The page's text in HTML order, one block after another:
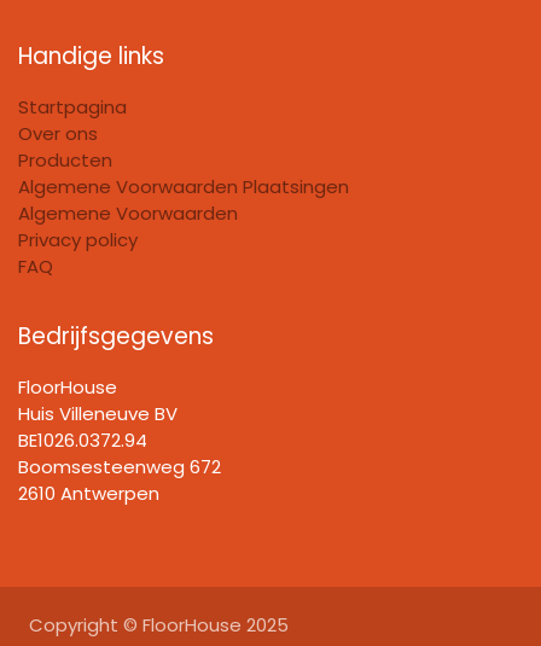
Handige links
Startpagina
Over ons
Producten
Algemene Voorwaarden Plaatsingen
Algemene Voorwaarden
Privacy policy
FAQ
Bedrijfsgegevens
FloorHouse
Huis Villeneuve BV​
BE1026.0372.94
Boomsesteenweg 672
2610 Antwerpen
Copyright © FloorHouse 2025